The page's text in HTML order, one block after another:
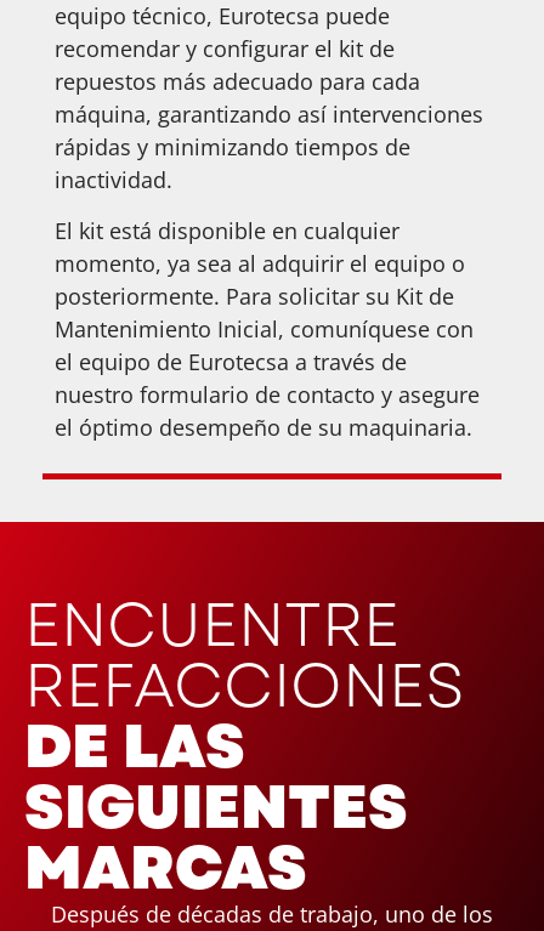
equipo técnico, Eurotecsa puede
recomendar y configurar el kit de
repuestos más adecuado para cada
máquina, garantizando así intervenciones
rápidas y minimizando tiempos de
inactividad.
El kit está disponible en cualquier
momento, ya sea al adquirir el equipo o
posteriormente. Para solicitar su Kit de
Mantenimiento Inicial, comuníquese con
el equipo de Eurotecsa a través de
nuestro formulario de contacto y asegure
el óptimo desempeño de su maquinaria.
ENCUENTRE
REFACCIONES
DE LAS
SIGUIENTES
MARCAS
Después de décadas de trabajo, uno de los